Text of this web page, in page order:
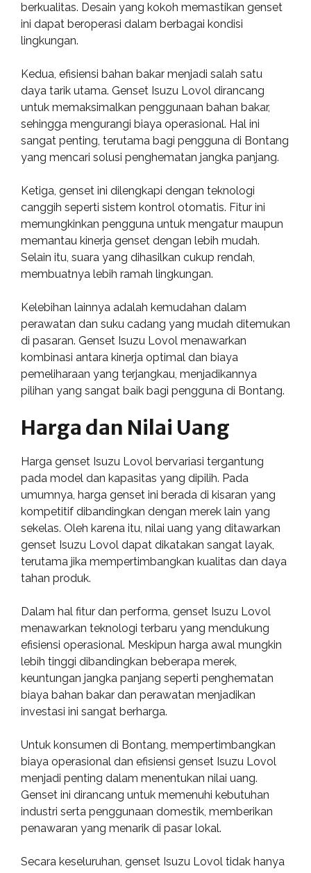
berkualitas. Desain yang kokoh memastikan genset
ini dapat beroperasi dalam berbagai kondisi
lingkungan.
Kedua, efisiensi bahan bakar menjadi salah satu
daya tarik utama. Genset Isuzu Lovol dirancang
untuk memaksimalkan penggunaan bahan bakar,
sehingga mengurangi biaya operasional. Hal ini
sangat penting, terutama bagi pengguna di Bontang
yang mencari solusi penghematan jangka panjang.
Ketiga, genset ini dilengkapi dengan teknologi
canggih seperti sistem kontrol otomatis. Fitur ini
memungkinkan pengguna untuk mengatur maupun
memantau kinerja genset dengan lebih mudah.
Selain itu, suara yang dihasilkan cukup rendah,
membuatnya lebih ramah lingkungan.
Kelebihan lainnya adalah kemudahan dalam
perawatan dan suku cadang yang mudah ditemukan
di pasaran. Genset Isuzu Lovol menawarkan
kombinasi antara kinerja optimal dan biaya
pemeliharaan yang terjangkau, menjadikannya
pilihan yang sangat baik bagi pengguna di Bontang.
Harga dan Nilai Uang
Harga genset Isuzu Lovol bervariasi tergantung
pada model dan kapasitas yang dipilih. Pada
umumnya, harga genset ini berada di kisaran yang
kompetitif dibandingkan dengan merek lain yang
sekelas. Oleh karena itu, nilai uang yang ditawarkan
genset Isuzu Lovol dapat dikatakan sangat layak,
terutama jika mempertimbangkan kualitas dan daya
tahan produk.
Dalam hal fitur dan performa, genset Isuzu Lovol
menawarkan teknologi terbaru yang mendukung
efisiensi operasional. Meskipun harga awal mungkin
lebih tinggi dibandingkan beberapa merek,
keuntungan jangka panjang seperti penghematan
biaya bahan bakar dan perawatan menjadikan
investasi ini sangat berharga.
Untuk konsumen di Bontang, mempertimbangkan
biaya operasional dan efisiensi genset Isuzu Lovol
menjadi penting dalam menentukan nilai uang.
Genset ini dirancang untuk memenuhi kebutuhan
industri serta penggunaan domestik, memberikan
penawaran yang menarik di pasar lokal.
Secara keseluruhan, genset Isuzu Lovol tidak hanya